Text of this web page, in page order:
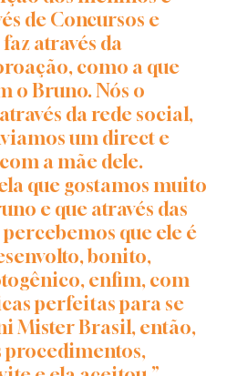
de Concursos e
através da
como a que
o Bruno. Nós o
da rede social,
um direct e
a mãe dele.
que gostamos muito
e que através das
que ele é
bonito,
enfim, com
perfeitas para se
Mister Brasil, então,
procedimentos,